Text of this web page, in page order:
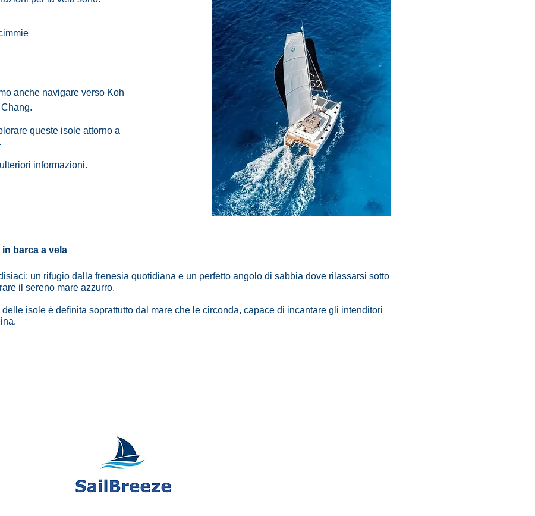
anche navigare verso Koh
queste isole attorno a
informazioni.
barca a vela
un rifugio dalla frenesia quotidiana e un perfetto angolo di sabbia dove rilassarsi sotto
il sereno mare azzurro.
isole è definita soprattutto dal mare che le circonda, capace di incantare gli intenditori